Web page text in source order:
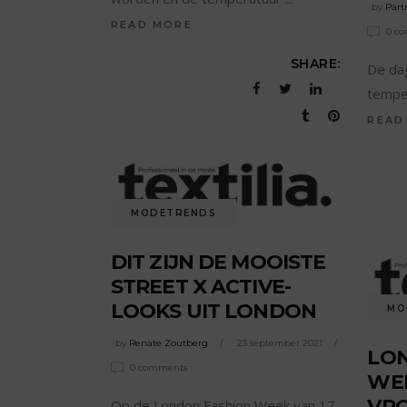
READ MORE
SHARE:
by
0
De
READ
MODETRENDS
DIT ZIJN DE MOOISTE
STREET X ACTIVE-
LOOKS UIT LONDON
by Renate Zoutberg 23 september 2021
0 comments